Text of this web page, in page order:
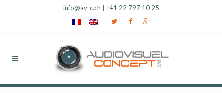
info@av-c.ch +41 22 797 10 25